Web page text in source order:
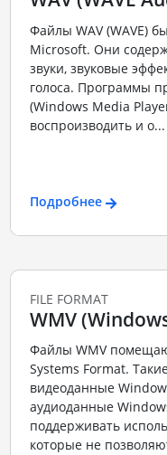
Файлы WAV (WAVE)
Microsoft. Они
звуки, звуковые
голоса. Программы
(Windows Media
воспроизводить и о...
Подробнее
FILE FORMAT
WMV
Файлы WMV
Systems Format.
видеоданные
аудиоданные
поддерживать
которые не